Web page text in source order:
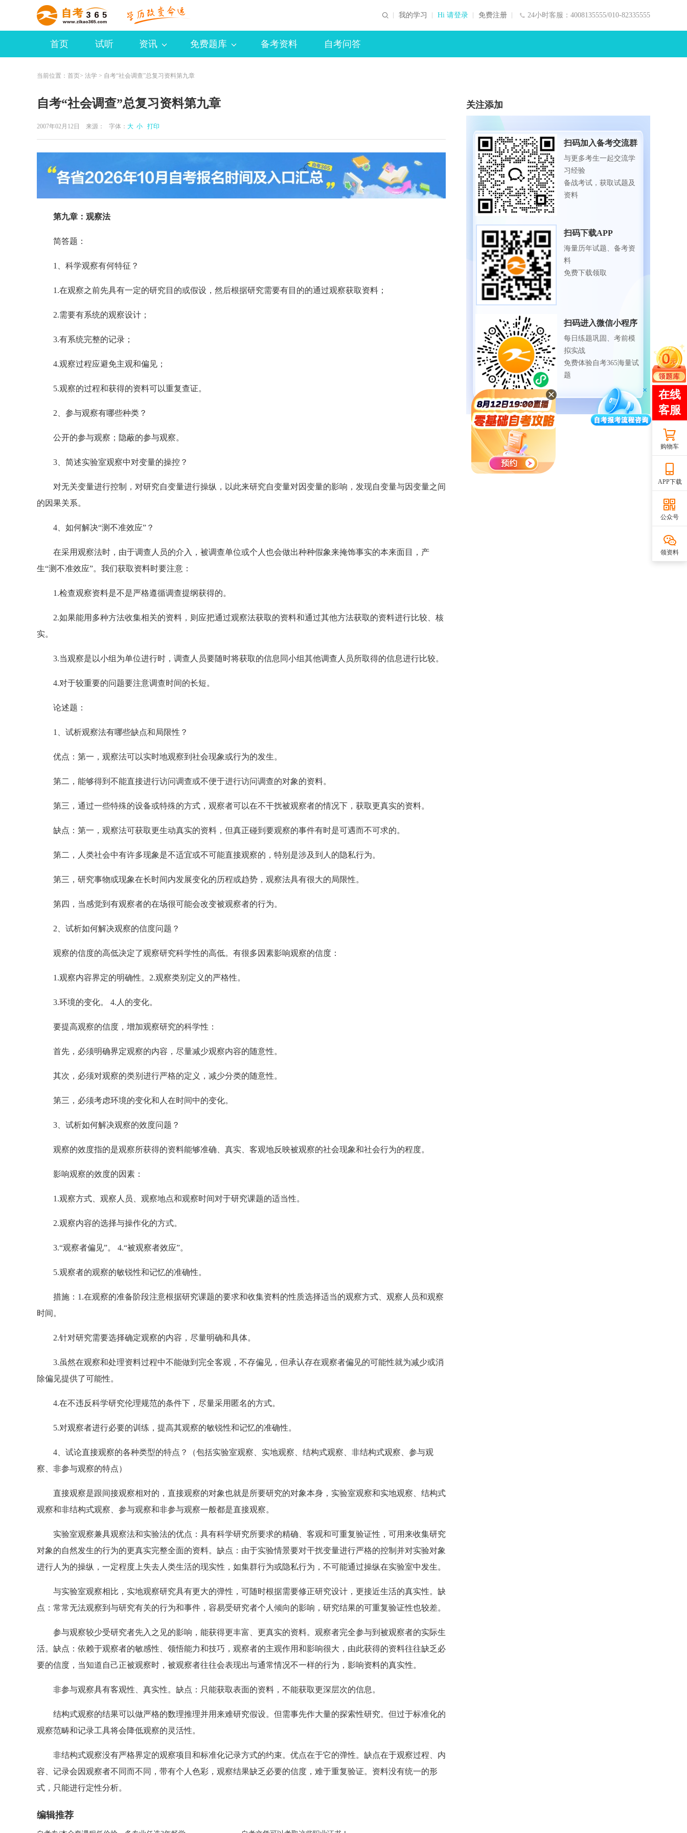
24小时客服：4008135555/010-82335555
我的学习 Hi 请登录 免费注册
首页 试听 资讯 免费题库 备考资料 自考问答
当前位置： 首页> 法学 > 自考“社会调查”总复习资料第九章
自考“社会调查”总复习资料第九章
2007年02月12日 来源： 字体： 大 小 打印
第九章：观察法
简答题：
1、科学观察有何特征？
1.在观察之前先具有一定的研究目的或假设，然后根据研究需要有目的的通过观察获取资料；
2.需要有系统的观察设计；
3.有系统完整的记录；
4.观察过程应避免主观和偏见；
5.观察的过程和获得的资料可以重复查证。
2、参与观察有哪些种类？
公开的参与观察；隐蔽的参与观察。
3、简述实验室观察中对变量的操控？
对无关变量进行控制，对研究自变量进行操纵，以此来研究自变量对因变量的影响，发现自变量与因变量之间
的因果关系。
4、如何解决“测不准效应”？
在采用观察法时，由于调查人员的介入，被调查单位或个人也会做出种种假象来掩饰事实的本来面目，产
生“测不准效应”。我们获取资料时要注意：
1.检查观察资料是不是严格遵循调查提纲获得的。
2.如果能用多种方法收集相关的资料，则应把通过观察法获取的资料和通过其他方法获取的资料进行比较、核
实。
3.当观察是以小组为单位进行时，调查人员要随时将获取的信息同小组其他调查人员所取得的信息进行比较。
4.对于较重要的问题要注意调查时间的长短。
论述题：
1、试析观察法有哪些缺点和局限性？
优点：第一，观察法可以实时地观察到社会现象或行为的发生。
第二，能够得到不能直接进行访问调查或不便于进行访问调查的对象的资料。
第三，通过一些特殊的设备或特殊的方式，观察者可以在不干扰被观察者的情况下，获取更真实的资料。
缺点：第一，观察法可获取更生动真实的资料，但真正碰到要观察的事件有时是可遇而不可求的。
第二，人类社会中有许多现象是不适宜或不可能直接观察的，特别是涉及到人的隐私行为。
第三，研究事物或现象在长时间内发展变化的历程或趋势，观察法具有很大的局限性。
第四，当感觉到有观察者的在场很可能会改变被观察者的行为。
2、试析如何解决观察的信度问题？
观察的信度的高低决定了观察研究科学性的高低。有很多因素影响观察的信度：
1.观察内容界定的明确性。2.观察类别定义的严格性。
3.环境的变化。 4.人的变化。
要提高观察的信度，增加观察研究的科学性：
首先，必须明确界定观察的内容，尽量减少观察内容的随意性。
其次，必须对观察的类别进行严格的定义，减少分类的随意性。
第三，必须考虑环境的变化和人在时间中的变化。
3、试析如何解决观察的效度问题？
观察的效度指的是观察所获得的资料能够准确、真实、客观地反映被观察的社会现象和社会行为的程度。
影响观察的效度的因素：
1.观察方式、观察人员、观察地点和观察时间对于研究课题的适当性。
2.观察内容的选择与操作化的方式。
3.“观察者偏见”。 4.“被观察者效应”。
5.观察者的观察的敏锐性和记忆的准确性。
措施：1.在观察的准备阶段注意根据研究课题的要求和收集资料的性质选择适当的观察方式、观察人员和观察
时间。
2.针对研究需要选择确定观察的内容，尽量明确和具体。
3.虽然在观察和处理资料过程中不能做到完全客观，不存偏见，但承认存在观察者偏见的可能性就为减少或消
除偏见提供了可能性。
4.在不违反科学研究伦理规范的条件下，尽量采用匿名的方式。
5.对观察者进行必要的训练，提高其观察的敏锐性和记忆的准确性。
4、试论直接观察的各种类型的特点？（包括实验室观察、实地观察、结构式观察、非结构式观察、参与观
察、非参与观察的特点）
直接观察是跟间接观察相对的，直接观察的对象也就是所要研究的对象本身，实验室观察和实地观察、结构式
观察和非结构式观察、参与观察和非参与观察一般都是直接观察。
实验室观察兼具观察法和实验法的优点：具有科学研究所要求的精确、客观和可重复验证性，可用来收集研究
对象的自然发生的行为的更真实完整全面的资料。缺点：由于实验情景要对干扰变量进行严格的控制并对实验对象
进行人为的操纵，一定程度上失去人类生活的现实性，如集群行为或隐私行为，不可能通过操纵在实验室中发生。
与实验室观察相比，实地观察研究具有更大的弹性，可随时根据需要修正研究设计，更接近生活的真实性。缺
点：常常无法观察到与研究有关的行为和事件，容易受研究者个人倾向的影响，研究结果的可重复验证性也较差。
参与观察较少受研究者先入之见的影响，能获得更丰富、更真实的资料。观察者完全参与到被观察者的实际生
活。缺点：依赖于观察者的敏感性、领悟能力和技巧，观察者的主观作用和影响很大，由此获得的资料往往缺乏必
要的信度，当知道自己正被观察时，被观察者往往会表现出与通常情况不一样的行为，影响资料的真实性。
非参与观察具有客观性、真实性。缺点：只能获取表面的资料，不能获取更深层次的信息。
结构式观察的结果可以做严格的数理推理并用来难研究假设。但需事先作大量的探索性研究。但过于标准化的
观察范畴和记录工具将会降低观察的灵活性。
非结构式观察没有严格界定的观察项目和标准化记录方式的约束。优点在于它的弹性。缺点在于观察过程、内
容、记录会因观察者不同而不同，带有个人色彩，观察结果缺乏必要的信度，难于重复验证。资料没有统一的形
式，只能进行定性分析。
编辑推荐
关注添加
扫码加入备考交流群
与更多考生一起交流学
习经验
备战考试，获取试题及
资料
扫码下载APP
海量历年试题、备考资
料
免费下载领取
扫码进入微信小程序
每日练题巩固、考前模
拟实战
免费体验自考365海量试
题
购物车
APP下载
公众号
领资料